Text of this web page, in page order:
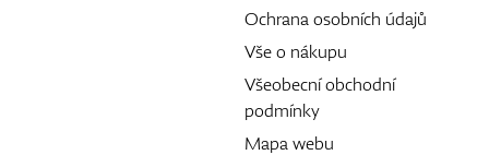
Ochrana osobních údajů
Vše o nákupu
Všeobecní obchodní
podmínky
Mapa webu